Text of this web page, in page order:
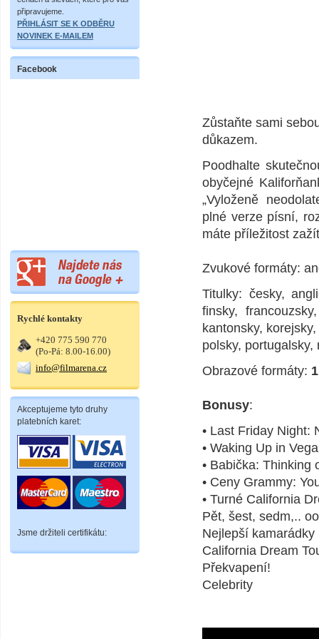
připravujeme.
PŘIHLÁSIT SE K ODBĚRU
NOVINEK E-MAILEM
Facebook
Rychlé kontakty
+420 775 590 770
(Po-Pá: 8.00-16.00)
info@filmarena.cz
Akceptujeme tyto druhy
platebních karet:
Jsme držiteli certifikátu:
Zůstaňte sami
důkazem.
Poodhalte
obyčejné
„Vyloženě
plné verze písní,
máte příležitost
Zvukové formáty:
Titulky: česky,
finsky,
kantonsky,
polsky, portugalsky,
Obrazové formáty:
Bonusy:
• Last Friday Night:
• Waking Up in
• Babička: Thinking
• Ceny Grammy:
• Turné California
Pět, šest, sedm,..
Nejlepší kamarádky
California Dream
Překvapení!
Celebrity